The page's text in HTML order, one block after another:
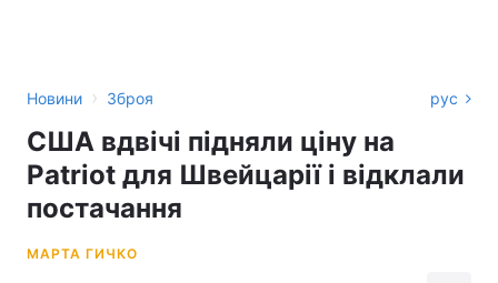
Новини › Зброя рус
США вдвічі підняли ціну на
Patriot для Швейцарії і відклали
постачання
МАРТА ГИЧКО